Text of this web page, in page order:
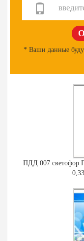
* Ваши данные
ПДД 007 светофор